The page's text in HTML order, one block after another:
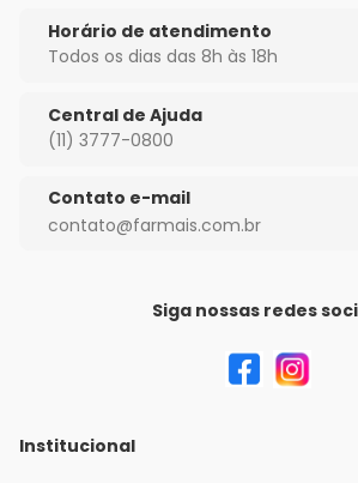
Horário de atendimento
Todos os dias das 8h às 18h
Central de Ajuda
(11) 3777-0800
Contato e-mail
contato@farmais.com.br
Siga nossas redes
Institucional